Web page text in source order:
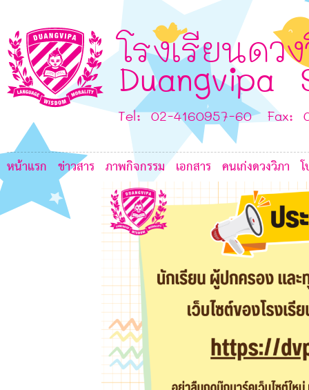
โรงเรียนดว
Duangvipa
Tel: 02-4160957-60 Fax:
หน้าแรก ข่าวสาร ภาพกิจกรรม เอกสาร คนเก่งดวงวิภา
76
7
7
6
G